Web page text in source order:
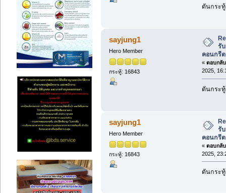
ดันกระ
sayjung1
Hero Member
กระทู้: 16843
รับ
คอนกรีต
« ตอบกลั
2025,
ดันกระ
sayjung1
Hero Member
กระทู้: 16843
รับ
คอนกรีต
« ตอบกลั
2025,
ดันกระ